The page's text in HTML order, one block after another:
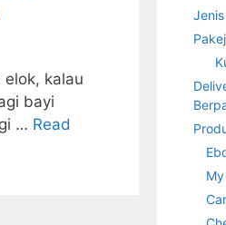
elok, kalau
bayi
… Read